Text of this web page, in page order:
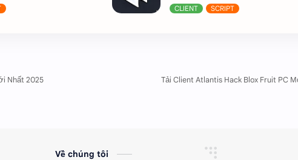
CLIENT SCRIPT
Về chúng tôi